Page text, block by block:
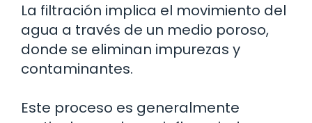
La filtración implica el movimiento del
agua a través de un medio poroso,
donde se eliminan impurezas y
contaminantes.
Este proceso es generalmente